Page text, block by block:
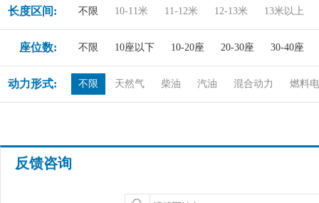
长度区间: 不限 10-11米 11-12米 12-13米 13米以上
座位数: 不限 10座以下 10-20座 20-30座 30-40座
动力形式: 不限 天然气 柴油 汽油 混合动力 燃料
反馈咨询